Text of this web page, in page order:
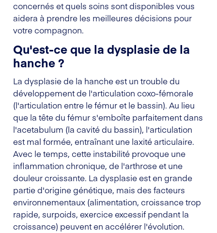
concernés et quels soins sont disponibles vous
aidera à prendre les meilleures décisions pour
votre compagnon.
Qu'est-ce que la dysplasie de la
hanche ?
La dysplasie de la hanche est un trouble du
développement de l'articulation coxo-fémorale
(l'articulation entre le fémur et le bassin). Au lieu
que la tête du fémur s'emboîte parfaitement dans
l'acetabulum (la cavité du bassin), l'articulation
est mal formée, entraînant une laxité articulaire.
Avec le temps, cette instabilité provoque une
inflammation chronique, de l'arthrose et une
douleur croissante. La dysplasie est en grande
partie d'origine génétique, mais des facteurs
environnementaux (alimentation, croissance trop
rapide, surpoids, exercice excessif pendant la
croissance) peuvent en accélérer l'évolution.